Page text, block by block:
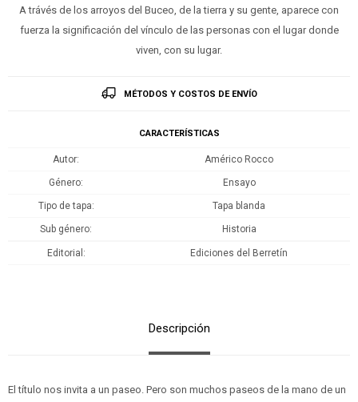
A trávés de los arroyos del Buceo, de la tierra y su gente, aparece con
fuerza la significación del vínculo de las personas con el lugar donde
viven, con su lugar.
MÉTODOS Y COSTOS DE ENVÍO
CARACTERÍSTICAS
Autor Américo Rocco
Género Ensayo
Tipo de tapa Tapa blanda
Sub género Historia
Editorial Ediciones del Berretín
Descripción
El título nos invita a un paseo. Pero son muchos paseos de la mano de un